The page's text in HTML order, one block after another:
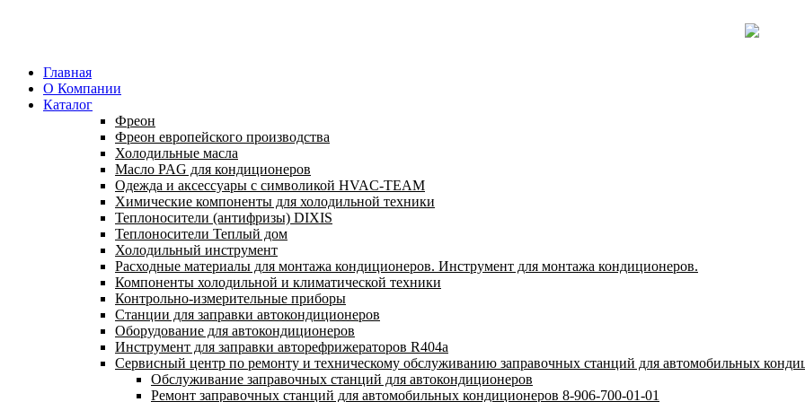
Главная
О Компании
Каталог
Фреон
Фреон европейского производства
Холодильные масла
Масло PAG для кондиционеров
Одежда и аксессуары с символикой HVAC-TEAM
Химические компоненты для холодильной техники
Теплоносители (антифризы) DIXIS
Теплоносители Теплый дом
Холодильный инструмент
Расходные материалы для монтажа кондиционеров. Инструмент для монтажа кондиционеров.
Компоненты холодильной и климатической техники
Контрольно-измерительные приборы
Станции для заправки автокондиционеров
Оборудование для автокондиционеров
Инструмент для заправки авторефрижераторов R404a
Сервисный центр по ремонту и техническому обслуживанию заправочных станций для автомобильных
Обслуживание заправочных станций для автокондиционеров
Ремонт заправочных станций для автомобильных кондиционеров 8-906-700-01-01